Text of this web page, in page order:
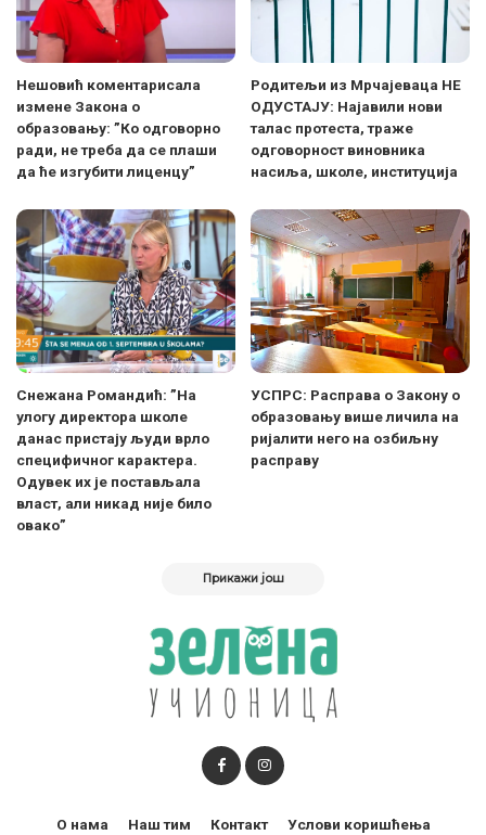
Нешовић коментарисала
измене Закона о
образовању: ”Ко одговорно
ради, не треба да се плаши
да ће изгубити лиценцу”
Родитељи из Мрчајеваца НЕ
ОДУСТАЈУ: Најавили нови
талас протеста, траже
одговорност виновника
насиља, школе, институција
Снежана Романдић: ”На
улогу директора школе
данас пристају људи врло
специфичног карактера.
Одувек их је постављала
власт, али никад није било
овако”
УСПРС: Расправа о Закону о
образовању више личила на
ријалити него на озбиљну
расправу
Прикажи још
О нама Наш тим Контакт Услови коришћења